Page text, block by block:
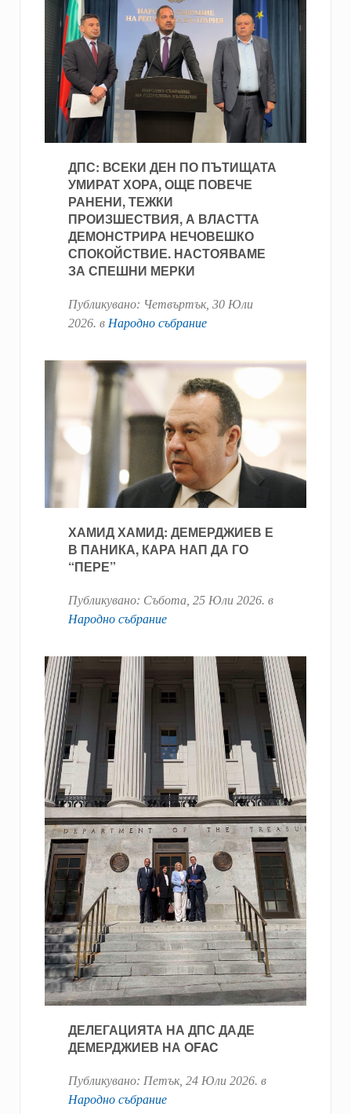
ДПС: ВСЕКИ ДЕН ПО ПЪТИЩАТА
УМИРАТ ХОРА, ОЩЕ ПОВЕЧЕ
РАНЕНИ, ТЕЖКИ
ПРОИЗШЕСТВИЯ, А ВЛАСТТА
ДЕМОНСТРИРА НЕЧОВЕШКО
СПОКОЙСТВИЕ. НАСТОЯВАМЕ
ЗА СПЕШНИ МЕРКИ
Публикувано: Четвъртък, 30 Юли
2026. в Народно събрание
ХАМИД ХАМИД: ДЕМЕРДЖИЕВ Е
В ПАНИКА, КАРА НАП ДА ГО
“ПЕРЕ”
Публикувано: Събота, 25 Юли 2026. в
Народно събрание
ДЕЛЕГАЦИЯТА НА ДПС ДАДЕ
ДЕМЕРДЖИЕВ НА OFAC
Публикувано: Петък, 24 Юли 2026. в
Народно събрание